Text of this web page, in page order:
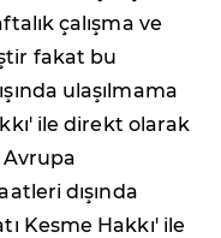
çalışma ve
fakat bu
ulaşılmama
ile direkt olarak
Avrupa
dışında
Kesme Hakkı' ile